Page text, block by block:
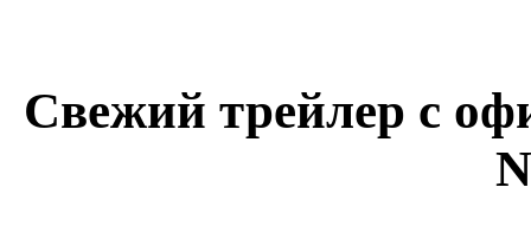
Свежий трейлер с